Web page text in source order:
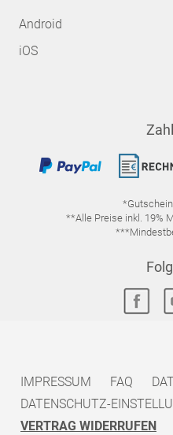
Android
iOS
**Alle Preise inkl. 19%
IMPRESSUM FAQ
DATENSCHUTZ-
VERTRAG WIDERRUFEN